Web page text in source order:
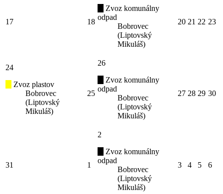
17 18
Zvoz komunálny
odpad
Bobrovec
(Liptovský
Mikuláš)
20 21 22 23
24
Zvoz plastov
Bobrovec
(Liptovský
Mikuláš)
25
26
Zvoz komunálny
odpad
Bobrovec
(Liptovský
Mikuláš)
27 28 29 30
31 1
2
Zvoz komunálny
odpad
Bobrovec
(Liptovský
Mikuláš)
3 4 5 6